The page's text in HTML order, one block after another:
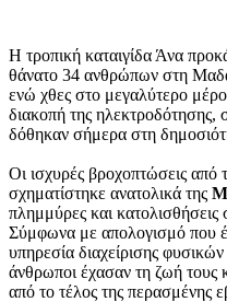
Η τροπική καταιγίδα Άνα
θάνατο 34 ανθρώπων στη
ενώ χθες στο μεγαλύτερο
διακοπή της
δόθηκαν σήμερα στη
Οι ισχυρές βροχοπτώσεις από
σχηματίστηκε ανατολικά της
πλημμύρες και
Σύμφωνα με απολογισμό που
υπηρεσία διαχείρισης
άνθρωποι έχασαν τη ζωή τους
από το τέλος της περασμένης